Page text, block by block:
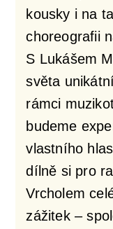
kousky i na
choreografii
S Lukášem
světa
rámci
budeme
vlastního
dílně si pro
Vrcholem
zážitek –